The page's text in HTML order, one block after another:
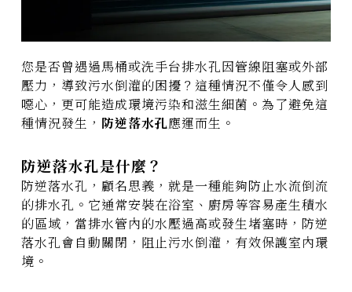
您是否曾遇過馬桶或洗手台排水孔因管線阻塞或外部
壓力，導致污水倒灌的困擾？這種情況不僅令人感到
噁心，更可能造成環境污染和滋生細菌。為了避免這
種情況發生， 防逆落水孔應運而生。
防逆落水孔是什麼？
防逆落水孔，顧名思義，就是一種能夠防止水流倒流
的排水孔。它通常安裝在浴室、廚房等容易產生積水
的區域，當排水管內的水壓過高或發生堵塞時，防逆
落水孔會自動關閉，阻止污水倒灌，有效保護室內環
境。